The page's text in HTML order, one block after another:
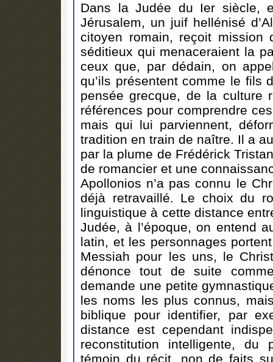
Dans la Judée du Ier siècle,
Jérusalem, un juif hellénisé
citoyen romain, reçoit
séditieux qui menaceraient la
ceux que, par dédain, on
qu’ils présentent comme le fils
pensée grecque, de la culture
références pour comprendre
mais qui lui parviennent,
tradition en train de naître. Il a
par la plume de Frédérick
de romancier et une
Apollonios n’a pas connu le
déjà retravaillé. Le choix du
linguistique à cette distance
Judée, à l’époque, on entend
latin, et les personnages
Messiah pour les uns, le
dénonce tout de suite
demande une petite
les noms les plus connus,
biblique pour identifier, par
distance est cependant
reconstitution intelligente, du
témoin du récit, non de faits